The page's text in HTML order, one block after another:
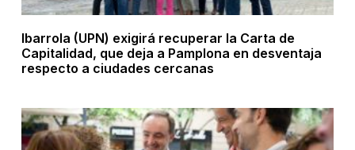
Ibarrola (UPN) exigirá recuperar la Carta de
Capitalidad, que deja a Pamplona en desventaja
respecto a ciudades cercanas